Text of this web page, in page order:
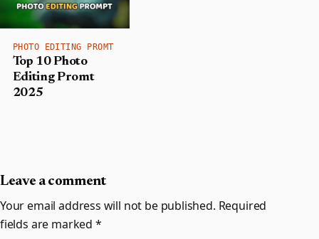
PHOTO EDITING PROMT
Top 10 Photo
Editing Promt
2025
Leave a comment
Your email address will not be published. Required
fields are marked *